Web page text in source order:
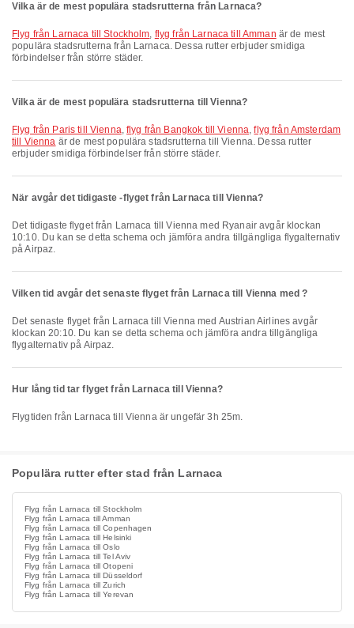
Vilka är de mest populära stadsrutterna från Larnaca?
flyg från Larnaca till Stockholm, flyg från Larnaca till Amman är de mest
populära stadsrutterna från Larnaca. Dessa rutter erbjuder smidiga
förbindelser från större städer.
Vilka är de mest populära stadsrutterna till Vienna?
flyg från Paris till Vienna,flyg från Bangkok till Vienna,flyg från Amsterdam
till Vienna är de mest populära stadsrutterna till Vienna. Dessa rutter
erbjuder smidiga förbindelser från större städer.
När avgår det tidigaste -flyget från Larnaca till Vienna?
Det tidigaste flyget från Larnaca till Vienna med Ryanair avgår klockan
10:10. Du kan se detta schema och jämföra andra tillgängliga flygalternativ
på Airpaz.
Vilken tid avgår det senaste flyget från Larnaca till Vienna med ?
Det senaste flyget från Larnaca till Vienna med Austrian Airlines avgår
klockan 20:10. Du kan se detta schema och jämföra andra tillgängliga
flygalternativ på Airpaz.
Hur lång tid tar flyget från Larnaca till Vienna?
Flygtiden från Larnaca till Vienna är ungefär 3h 25m.
Populära rutter efter stad från Larnaca
Flyg från Larnaca till Stockholm
Flyg från Larnaca till Amman
Flyg från Larnaca till Copenhagen
Flyg från Larnaca till Helsinki
Flyg från Larnaca till Oslo
Flyg från Larnaca till Tel Aviv
Flyg från Larnaca till Otopeni
Flyg från Larnaca till Düsseldorf
Flyg från Larnaca till Zurich
Flyg från Larnaca till Yerevan